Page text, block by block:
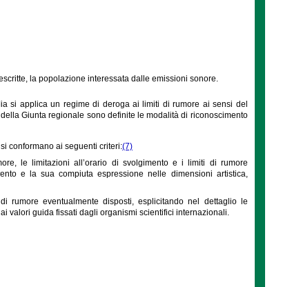
la popolazione interessata dalle emissioni sonore.
si applica un regime di deroga ai limiti di rumore ai sensi del
Giunta regionale sono definite le modalità di riconoscimento
si conformano ai seguenti criteri:(7)
le limitazioni all’orario di svolgimento e i limiti di rumore
e la sua compiuta espressione nelle dimensioni artistica,
rumore eventualmente disposti, esplicitando nel dettaglio le
valori guida fissati dagli organismi scientifici internazionali.